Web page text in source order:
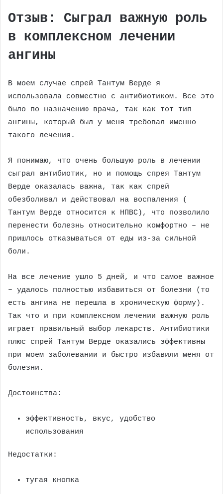
Отзыв: Сыграл важную роль
в комплексном лечении
ангины
В моем случае спрей Тантум Верде я
использовала совместно с антибиотиком. Все это
было по назначению врача, так как тот тип
ангины, который был у меня требовал именно
такого лечения.
Я понимаю, что очень большую роль в лечении
сыграл антибиотик, но и помощь спрея Тантум
Верде оказалась важна, так как спрей
обезболивал и действовал на воспаления (
Тантум Верде относится к НПВС), что позволило
перенести болезнь относительно комфортно – не
пришлось отказываться от еды из-за сильной
боли.
На все лечение ушло 5 дней, и что самое важное
– удалось полностью избавиться от болезни (то
есть ангина не перешла в хроническую форму).
Так что и при комплексном лечении важную роль
играет правильный выбор лекарств. Антибиотики
плюс спрей Тантум Верде оказались эффективны
при моем заболевании и быстро избавили меня от
болезни.
Достоинства:
эффективность, вкус, удобство
использования
Недостатки:
тугая кнопка